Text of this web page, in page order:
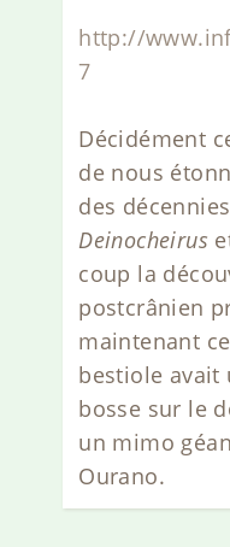
http://
7
Décidément
de nous
des
Deinocheirus
coup la
postcrânien
maintenant
bestiole avait
bosse sur le
un mimo
Ourano.